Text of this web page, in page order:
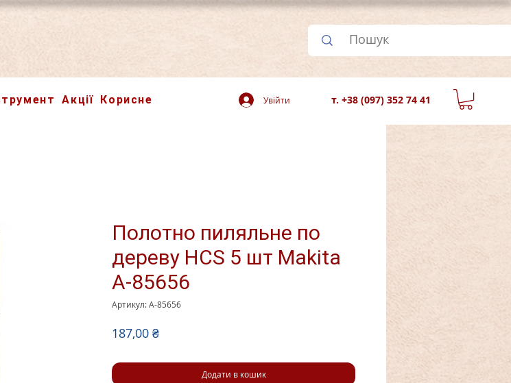
Акції Корисне т. +38 (097) 352 74 41
Увійти
Полотно пиляльне по
дереву HCS 5 шт Makita
A-85656
Артикул: A-85656
187,00 ₴Ціна
Додати в кошик